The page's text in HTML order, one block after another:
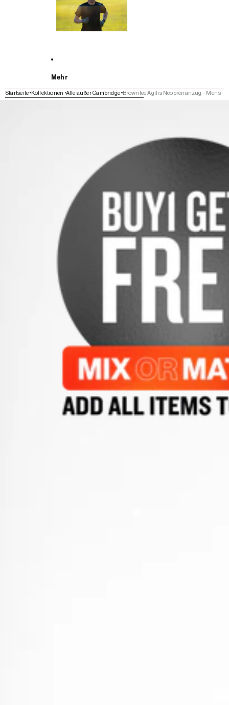
Mehr
Startseite Kollektionen Alle außer Cambridge Brownlee Agilis Neoprenanzug - Men's
WEITER ZU DEN PRODUKTINFORMATIONEN